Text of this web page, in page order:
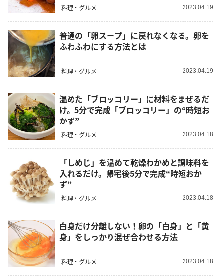
料理・グルメ 2023.04.19
普通の「卵スープ」に戻れなくなる。卵を
ふわふわにする方法とは
料理・グルメ 2023.04.19
温めた「ブロッコリー」に材料をまぜるだ
け。5分で完成「ブロッコリー」の“時短お
かず”
料理・グルメ 2023.04.18
「しめじ」を温めて乾燥わかめと調味料を
入れるだけ。帰宅後5分で完成“時短おか
ず”
料理・グルメ 2023.04.18
白身だけ分離しない！卵の「白身」と「黄
身」をしっかり混ぜ合わせる方法
料理・グルメ 2023.04.18